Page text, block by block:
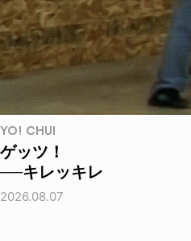
YO! CHUI
ゲッツ！
──キレッキレ
2026.08.07